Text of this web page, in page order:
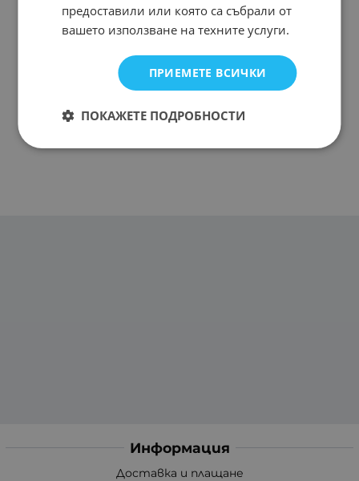
Информация
Доставка и плащане
предоставили или която са събрали от
вашето използване на техните услуги.
ПРИЕМЕТЕ ВСИЧКИ
ПОКАЖЕТЕ ПОДРОБНОСТИ